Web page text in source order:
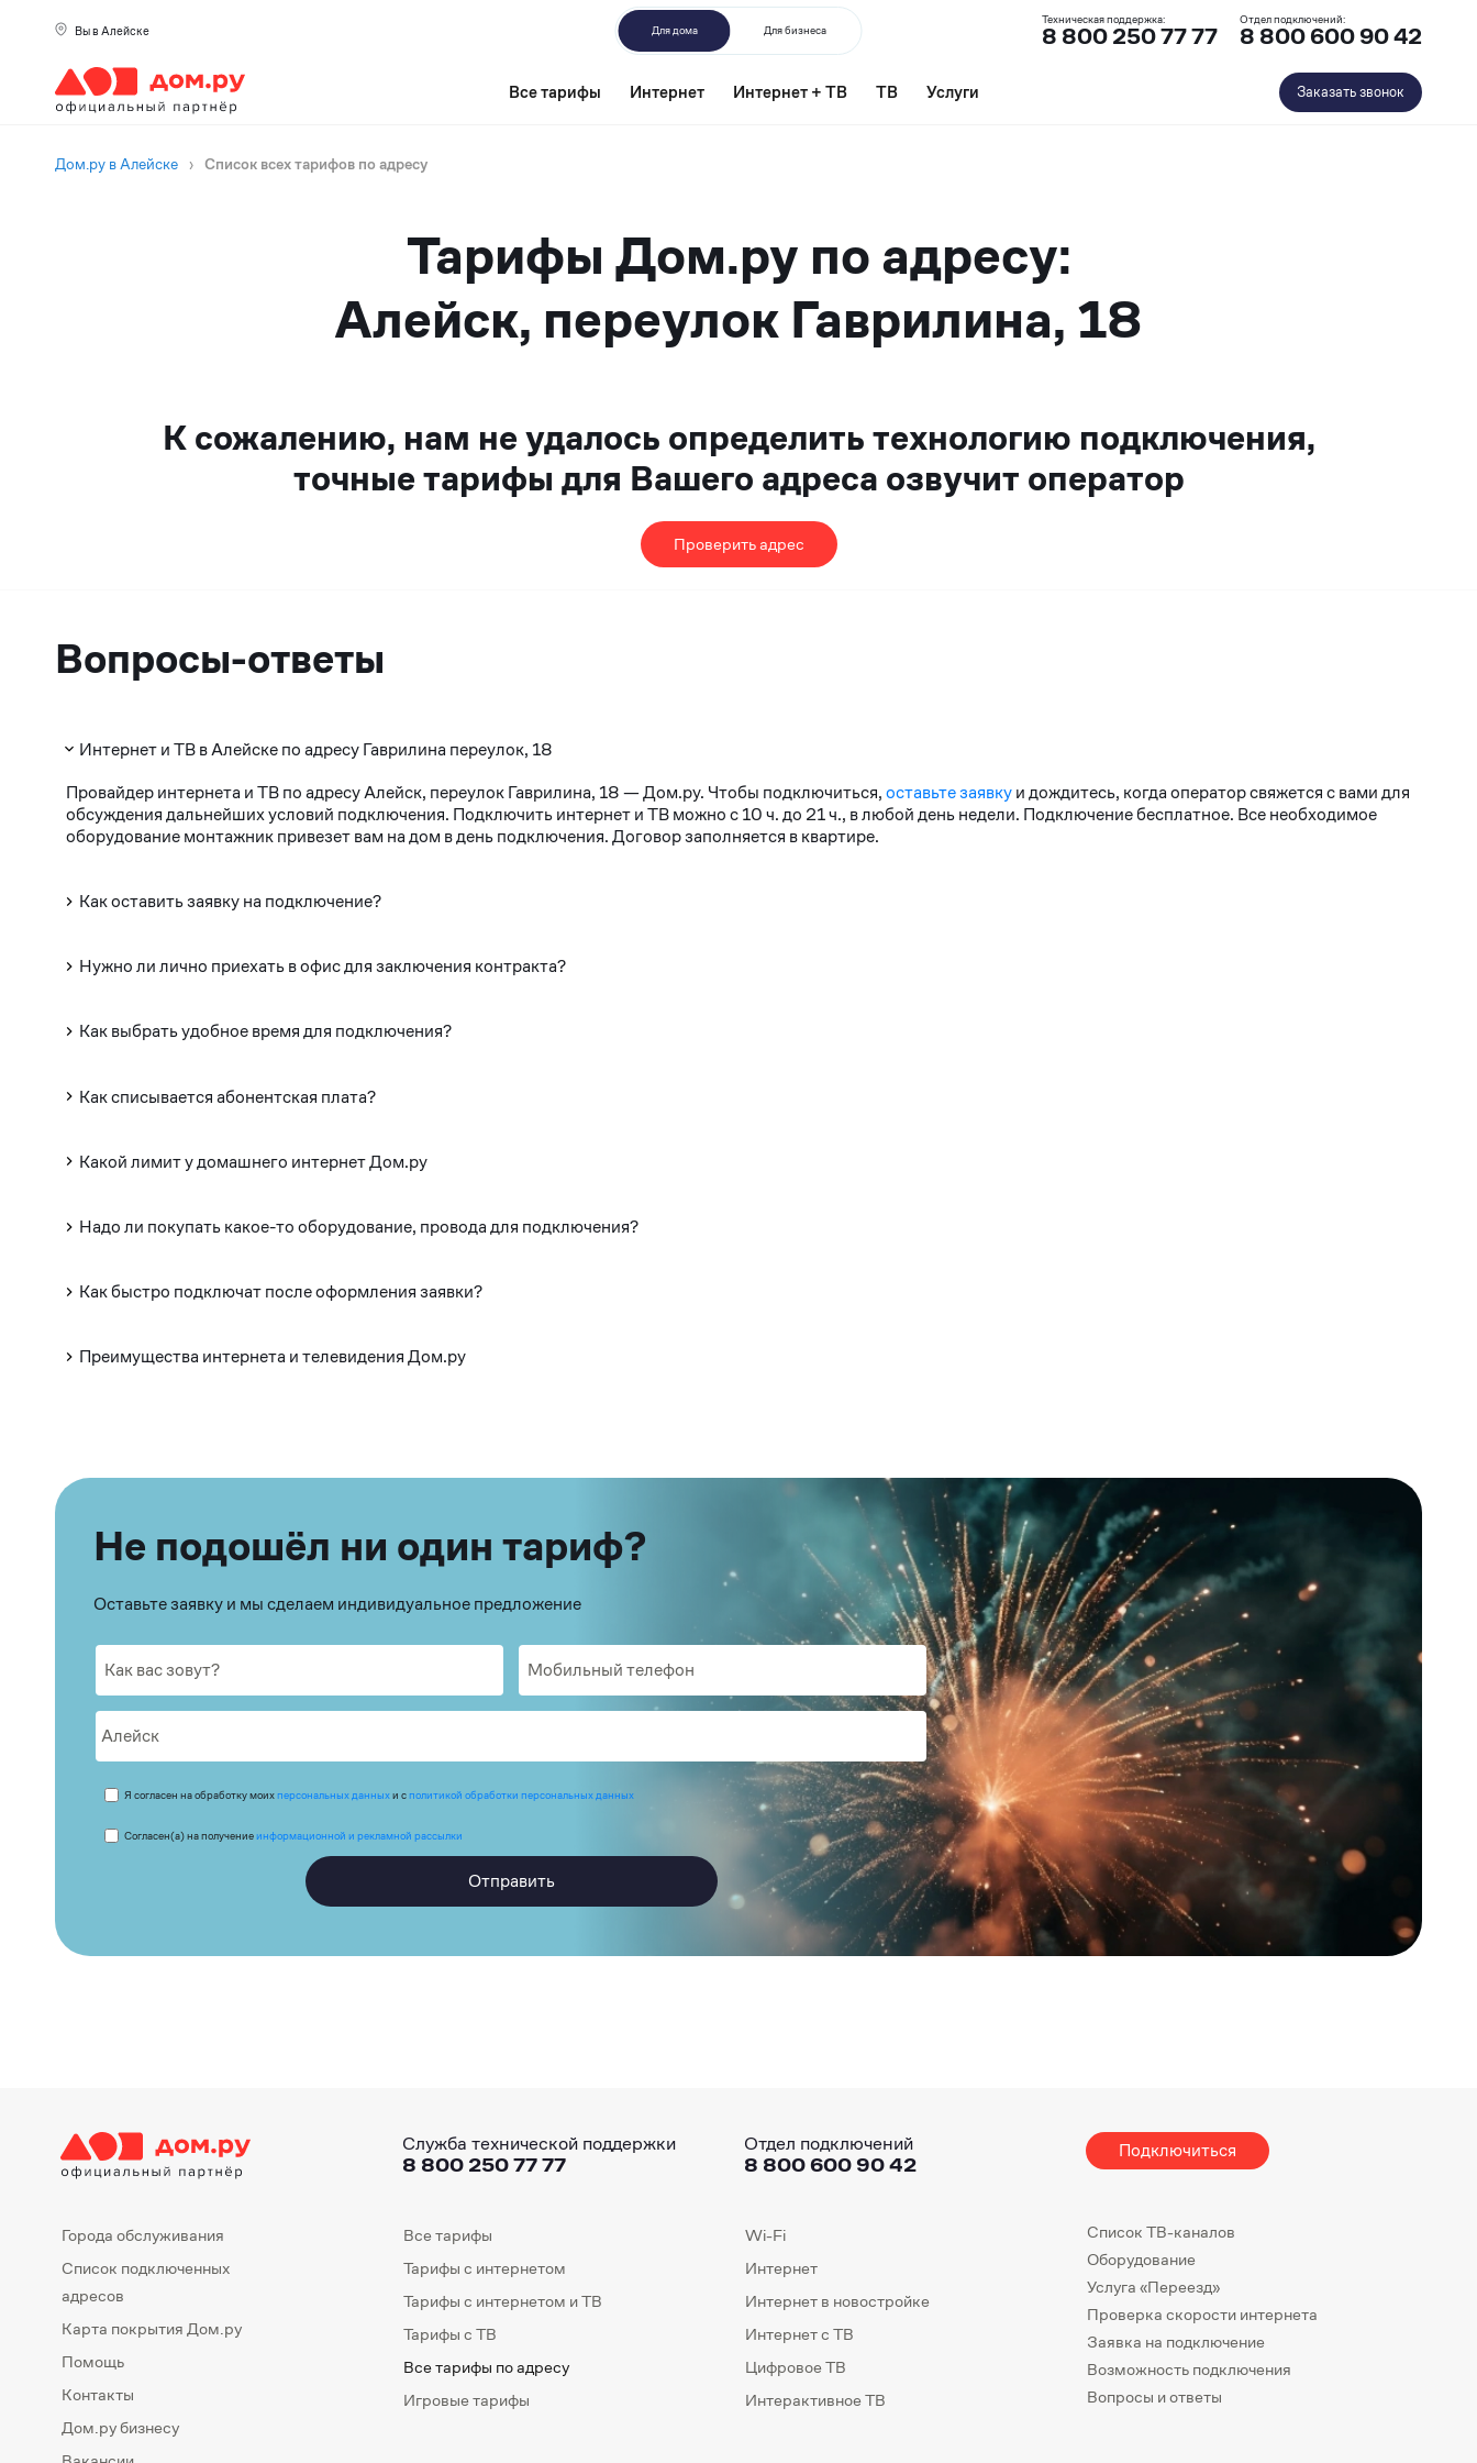
Вы в Алейске Для дома Для бизнеса
Техническая поддержка:
8 800 250 77 77
Отдел подключений:
8 800 600 90 42
Все тарифы Интернет Интернет + ТВ ТВ Услуги Заказать звонок
Дом.ру в Алейске › Список всех тарифов по адресу
Тарифы Дом.ру по адресу:
Алейск, переулок Гаврилина, 18
К сожалению, нам не удалось определить технологию подключения,
точные тарифы для Вашего адреса озвучит оператор
Проверить адрес
Вопросы-ответы
Интернет и ТВ в Алейске по адресу Гаврилина переулок, 18
Провайдер интернета и ТВ по адресу Алейск, переулок Гаврилина, 18 — Дом.ру. Чтобы подключиться,оставьте заявкуи дождитесь, когда оператор свяжется с вами для
обсуждения дальнейших условий подключения. Подключить интернет и ТВ можно с 10 ч. до 21 ч., в любой день недели. Подключение бесплатное. Все необходимое
оборудование монтажник привезет вам на дом в день подключения. Договор заполняется в квартире.
Как оставить заявку на подключение?
Нужно ли лично приехать в офис для заключения контракта?
Как выбрать удобное время для подключения?
Как списывается абонентская плата?
Какой лимит у домашнего интернет Дом.ру
Надо ли покупать какое-то оборудование, провода для подключения?
Как быстро подключат после оформления заявки?
Преимущества интернета и телевидения Дом.ру
Не подошёл ни один тариф?
Оставьте заявку и мы сделаем индивидуальное предложение
Я согласен на обработку моихперсональных данныхи сполитикой обработки персональных данных
Согласен(а) на получениеинформационной и рекламной рассылки
Отправить
Служба технической поддержки
8 800 250 77 77
Отдел подключений
8 800 600 90 42
Подключиться
Города обслуживания
Список подключенных
адресов
Карта покрытия Дом.ру
Помощь
Контакты
Дом.ру бизнесу
Все тарифы
Тарифы с интернетом
Тарифы с интернетом и ТВ
Тарифы с ТВ
Все тарифы по адресу
Игровые тарифы
Wi-Fi
Интернет
Интернет в новостройке
Интернет с ТВ
Цифровое ТВ
Интерактивное ТВ
Список ТВ-каналов
Оборудование
Услуга «Переезд»
Проверка скорости интернета
Заявка на подключение
Возможность подключения
Вопросы и ответы